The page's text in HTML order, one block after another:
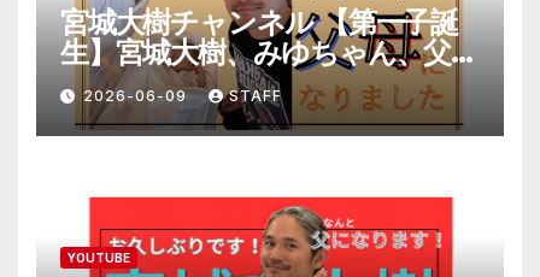
宮城大樹チャンネル 【第一子誕
生】宮城大樹、みゆちゃん、父母
になりました。
2026-06-09 STAFF
YOUTUBE